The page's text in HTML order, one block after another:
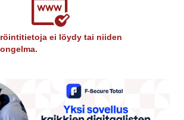
ei löydy tai niiden